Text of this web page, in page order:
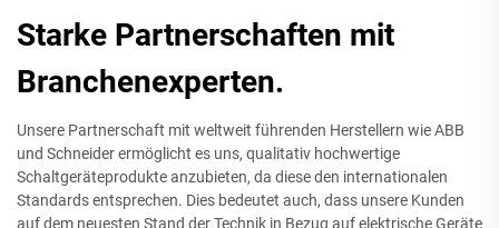
Starke Partnerschaften mit
Branchenexperten.
Unsere Partnerschaft mit weltweit führenden Herstellern wie ABB
und Schneider ermöglicht es uns, qualitativ hochwertige
Schaltgeräteprodukte anzubieten, da diese den internationalen
Standards entsprechen. Dies bedeutet auch, dass unsere Kunden
auf dem neuesten Stand der Technik in Bezug auf elektrische Geräte